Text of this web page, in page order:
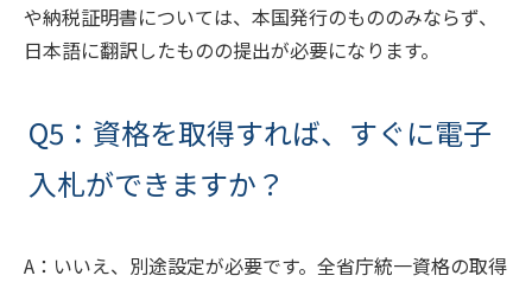
や納税証明書については、本国発行のもののみならず、
日本語に翻訳したものの提出が必要になります。
Q5：資格を取得すれば、すぐに電子
入札ができますか？
A：いいえ、別途設定が必要です。全省庁統一資格の取得